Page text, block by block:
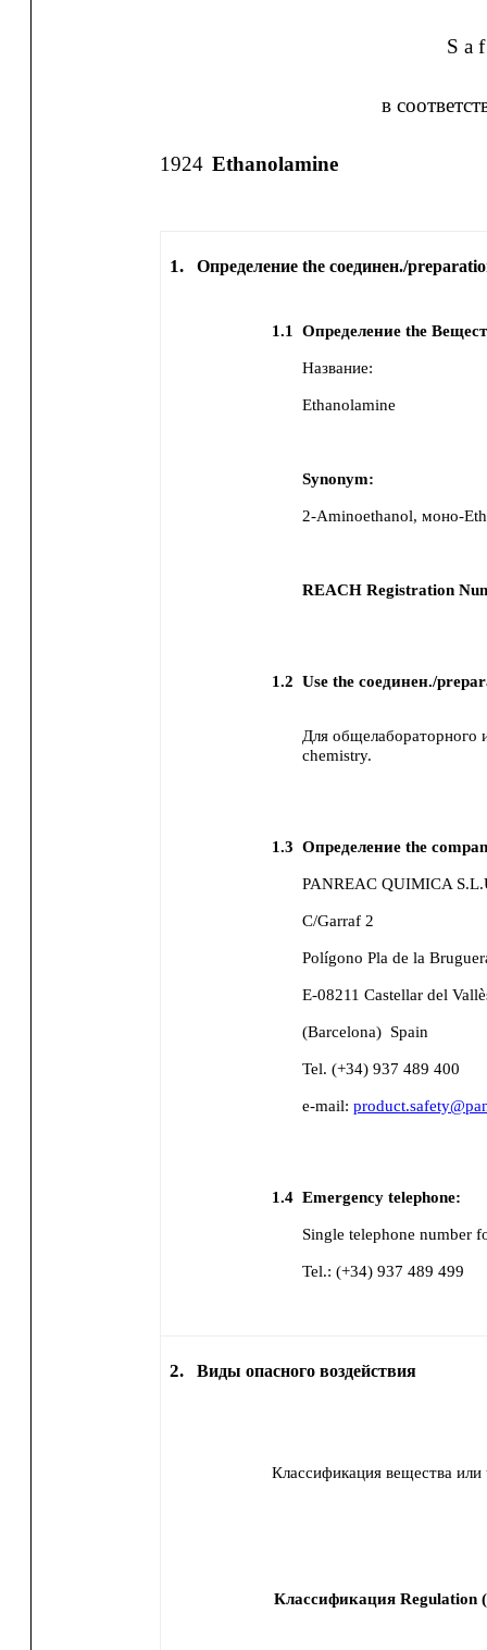
S a
в
1924 Ethanolamine
1. Определение the соединен./
1.1 Определение the
Название:
Ethanolamine
Synonym:
2-Aminoethanol, моно-
REACH Registration
1.2 Use the соединен./
Для общелабораторного
chemistry.
1.3 Определение the
PANREAC QUIMICA
C/Garraf 2
Polígono Pla de la
E-08211 Castellar del
(Barcelona) Spain
Tel. (+34) 937 489 400
e-mail:
1.4 Emergency telephone:
Single telephone number
Tel.: (+34) 937 489 499
2. Виды опасного воздействия
Классификация вещества
Классификация Regulation